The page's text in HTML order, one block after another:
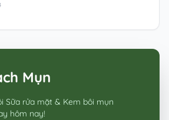
Mụn
Sữa rửa mặt & Kem bôi mụn
hôm nay!